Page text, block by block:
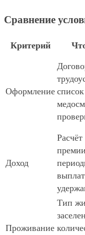
Сравнение
Критерий
Оформление
Доход
Проживание
Тип